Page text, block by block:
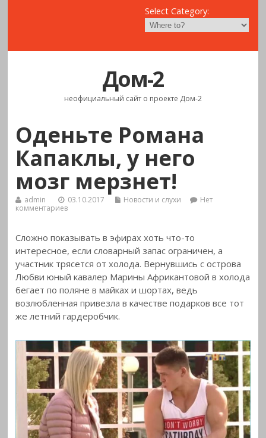
Select Category:
Дом-2
неофициальный сайт о проекте Дом-2
Оденьте Романа
Капаклы, у него
мозг мерзнет!
admin 03.10.2017 Новости и слухи
Нет
комментариев
Сложно показывать в эфирах хоть что-то
интересное, если словарный запас ограничен, а
участник трясется от холода. Вернувшись с острова
Любви юный кавалер Марины Африкантовой в холода
бегает по поляне в майках и шортах, ведь
возлюбленная привезла в качестве подарков все тот
же летний гардеробчик.